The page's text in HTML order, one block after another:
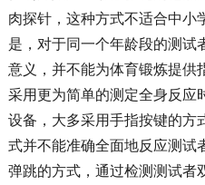
肉探针，这种方式不适合中小
是，对于同一个年龄段的测试
意义，并不能为体育锻炼提供
采用更为简单的测定全身反应
设备，大多采用手指按键的方
式并不能准确全面地反应测试
弹跳的方式，通过检测测试者